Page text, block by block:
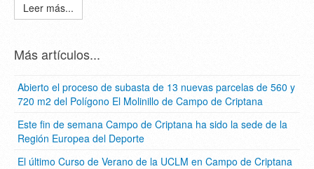
Leer más...
Más artículos...
Abierto el proceso de subasta de 13 nuevas parcelas de 560 y
720 m2 del Polígono El Molinillo de Campo de Criptana
Este fin de semana Campo de Criptana ha sido la sede de la
Región Europea del Deporte
El último Curso de Verano de la UCLM en Campo de Criptana